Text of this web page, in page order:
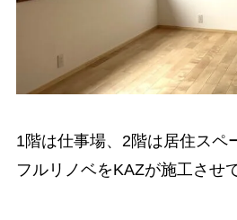
1階は仕事場、2階は居住スペ
フルリノベをKAZが施工させ